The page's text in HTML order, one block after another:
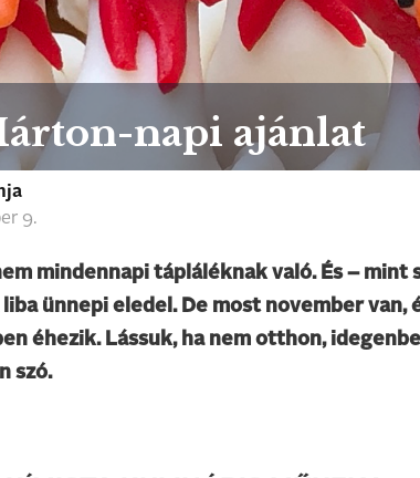
napi ajánlat
9.
mindennapi tápláléknak való. És – mint
liba ünnepi eledel. De most november van,
éhezik. Lássuk, ha nem otthon,
szó.